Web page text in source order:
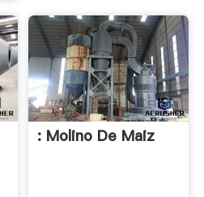
: Molino De Maiz